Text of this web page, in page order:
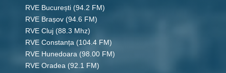
RVE București (94.2 FM)
RVE Brașov (94.6 FM)
RVE Cluj (88.3 Mhz)
RVE Constanța (104.4 FM)
RVE Hunedoara (98.00 FM)
RVE Oradea (92.1 FM)